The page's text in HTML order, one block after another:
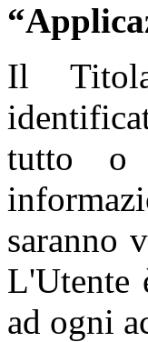
Il
tutto o
saranno
L'Utente
ad ogni